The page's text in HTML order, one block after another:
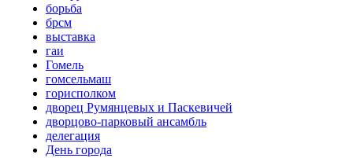
борьба
брсм
выставка
гаи
Гомель
гомсельмаш
горисполком
дворец Румянцевых и Паскевичей
дворцово-парковый ансамбль
делегация
День города